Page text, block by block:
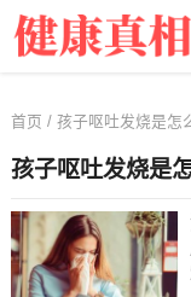
首页 / 孩子呕吐发烧是怎
孩子呕吐发烧是